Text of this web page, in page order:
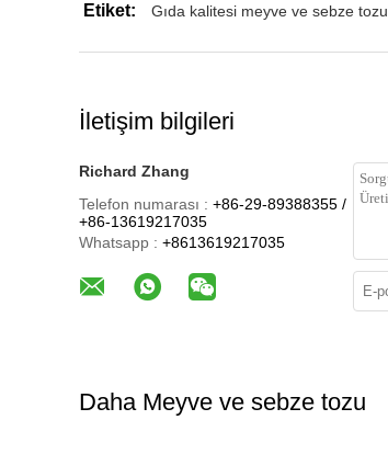
Etiket: Gıda kalitesi meyve ve sebze tozu
İletişim bilgileri
Richard Zhang
Telefon numarası : +86-29-89388355 /
+86-13619217035
Whatsapp : +8613619217035
Daha Meyve ve sebze tozu